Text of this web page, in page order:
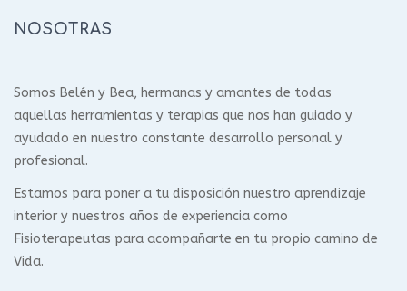
NOSOTRAS
Somos Belén y Bea, hermanas y amantes de todas
aquellas herramientas y terapias que nos han guiado y
ayudado en nuestro constante desarrollo personal y
profesional.
Estamos para poner a tu disposición nuestro aprendizaje
interior y nuestros años de experiencia como
Fisioterapeutas para acompañarte en tu propio camino de
Vida.